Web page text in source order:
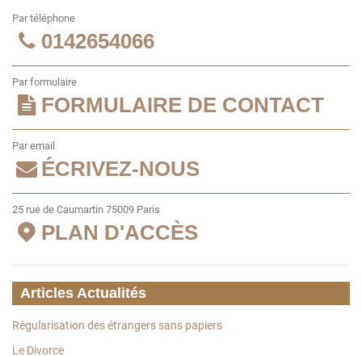
Par téléphone
0142654066
Par formulaire
FORMULAIRE DE CONTACT
Par email
ÉCRIVEZ-NOUS
25 rue de Caumartin 75009 Paris
PLAN D'ACCÈS
Articles Actualités
Régularisation des étrangers sans papiers
Le Divorce